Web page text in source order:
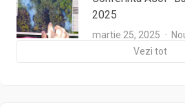
2025
martie 25, 2025
Vezi tot